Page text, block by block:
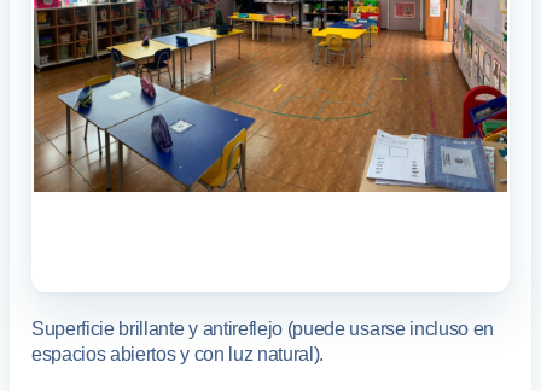
Superficie brillante y antireflejo (puede usarse incluso en
espacios abiertos y con luz natural).